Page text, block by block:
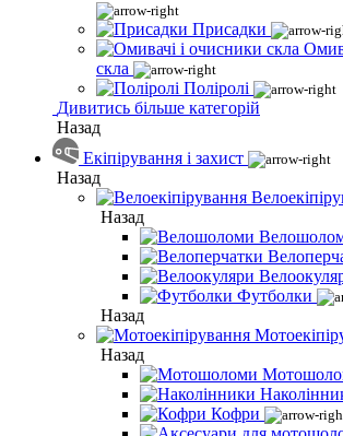
Присадки
скла
Поліролі
Дивитись більше категорій
Назад
Екіпірування і захист
Назад
Назад
Футболки
Назад
Назад
Кофри